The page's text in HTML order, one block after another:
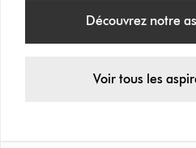
Découvrez notre
Voir tous les